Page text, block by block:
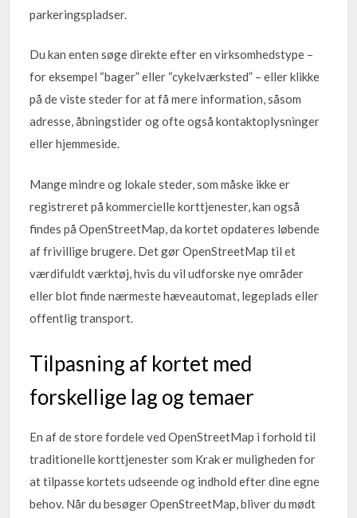
parkeringspladser.
Du kan enten søge direkte efter en virksomhedstype –
for eksempel “bager” eller “cykelværksted” – eller klikke
på de viste steder for at få mere information, såsom
adresse, åbningstider og ofte også kontaktoplysninger
eller hjemmeside.
Mange mindre og lokale steder, som måske ikke er
registreret på kommercielle korttjenester, kan også
findes på OpenStreetMap, da kortet opdateres løbende
af frivillige brugere. Det gør OpenStreetMap til et
værdifuldt værktøj, hvis du vil udforske nye områder
eller blot finde nærmeste hæveautomat, legeplads eller
offentlig transport.
Tilpasning af kortet med
forskellige lag og temaer
En af de store fordele ved OpenStreetMap i forhold til
traditionelle korttjenester som Krak er muligheden for
at tilpasse kortets udseende og indhold efter dine egne
behov. Når du besøger OpenStreetMap, bliver du mødt